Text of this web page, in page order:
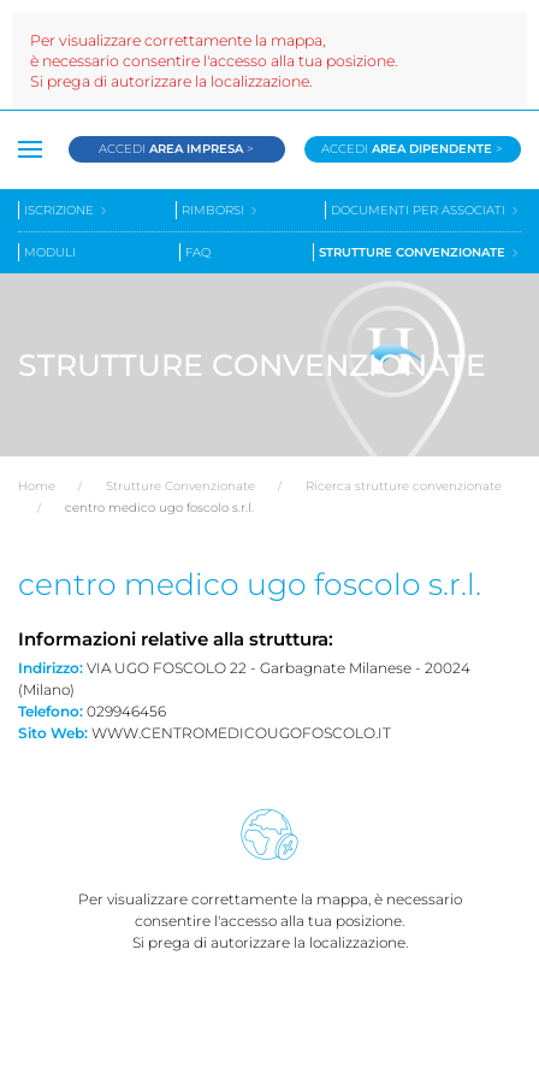
ACCEDIAREA IMPRESA > ACCEDIAREA DIPENDENTE >
ISCRIZIONE RIMBORSI DOCUMENTI PER ASSOCIATI
MODULI FAQ STRUTTURE CONVENZIONATE
STRUTTURE CONVENZIONATE
Home Strutture Convenzionate
Ricerca strutture convenzionate
centro medico ugo foscolo s.r.l.
centro medico ugo foscolo s.r.l.
Informazioni relative alla struttura:
Indirizzo: VIA UGO FOSCOLO 22 - Garbagnate Milanese - 20024
(Milano)
Telefono: 029946456
Sito Web: WWW.CENTROMEDICOUGOFOSCOLO.IT
Per visualizzare correttamente la mappa, è necessario
consentire l'accesso alla tua posizione.
Si prega di autorizzare la localizzazione.
Per visualizzare correttamente la mappa,
è necessario consentire l'accesso alla tua posizione.
Si prega di autorizzare la localizzazione.